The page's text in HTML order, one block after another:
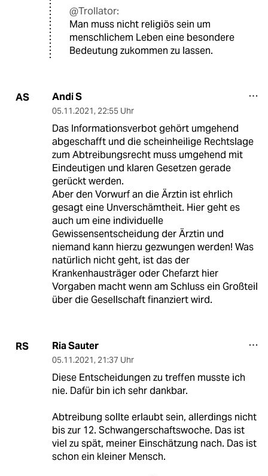
@Trollator:
Man muss nicht religiös sein um
menschlichem Leben eine besondere
Bedeutung zukommen zu lassen.
AS Andi S
05.11.2021, 22:55 Uhr
Das Informationsverbot gehört umgehend
abgeschafft und die scheinheilige Rechtslage
zum Abtreibungsrecht muss umgehend mit
Eindeutigen und klaren Gesetzen gerade
gerückt werden.
Aber den Vorwurf an die Ärztin ist ehrlich
gesagt eine Unverschämtheit. Hier geht es
auch um eine individuelle
Gewissensentscheidung der Ärztin und
niemand kann hierzu gezwungen werden! Was
natürlich nicht geht, ist das der
Krankenhausträger oder Chefarzt hier
Vorgaben macht wenn am Schluss ein Großteil
über die Gesellschaft finanziert wird.
RS Ria Sauter
05.11.2021, 21:37 Uhr
Diese Entscheidungen zu treffen musste ich
nie. Dafür bin ich sehr dankbar.
Abtreibung sollte erlaubt sein, allerdings nicht
bis zur 12. Schwangerschaftswoche. Das ist
viel zu spät, meiner Einschätzung nach. Das ist
schon ein kleiner Mensch.